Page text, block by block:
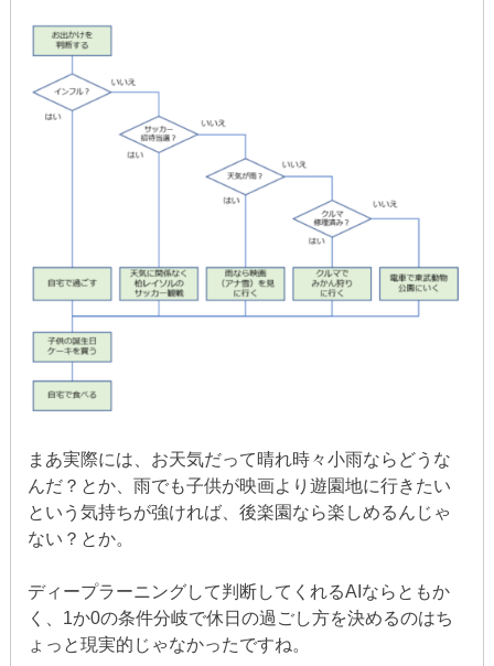
まあ実際には、お天気だって晴れ時々小雨ならどうな
んだ？とか、雨でも子供が映画より遊園地に行きたい
という気持ちが強ければ、後楽園なら楽しめるんじゃ
ない？とか。
ディープラーニングして判断してくれるAIならともか
く、1か0の条件分岐で休日の過ごし方を決めるのはち
ょっと現実的じゃなかったですね。